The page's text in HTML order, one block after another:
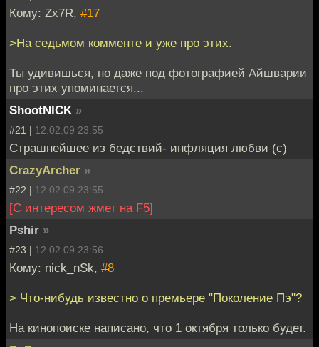
Кому: Zx7R, #17
>На седьмом комменте и уже про этих.
Ты удивишься, но даже под фотографией Айшварии
про этих упоминается...
ShootNICK »
#21 | 12.02.09 23:55
Страшнейшее из бедствий- инфляция любви (с)
CrazyArcher »
#22 | 12.02.09 23:55
[С интересом жмет на F5]
Pshir »
#23 | 12.02.09 23:56
Кому: nick_nSk, #8
> Что-нибудь известно о премьере "Поколение Пэ"?
На кинопоиске написано, что 1 октября только будет.